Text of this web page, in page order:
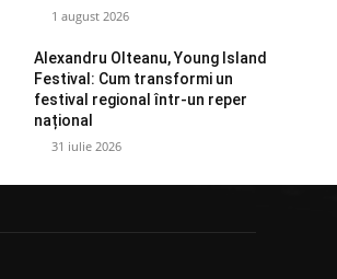
1 august 2026
Alexandru Olteanu, Young Island
Festival: Cum transformi un
festival regional într-un reper
național
31 iulie 2026